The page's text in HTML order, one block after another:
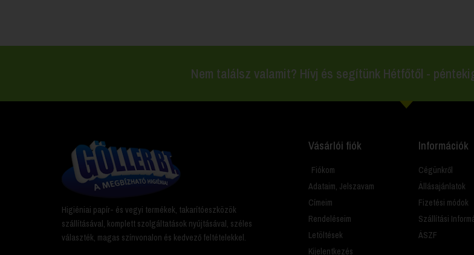
Nem találsz valamit? Hívj és segítünk Hétfőtől -
Higiéniai papír- és vegyi termékek, takarítóeszközök
szállításával, komplett szolgáltatások nyújtásával, széles
választék, magas színvonalon és kedvező feltételekkel.
Vásárlói fiók
Fiókom
Adataim, Jelszavam
Címeim
Rendeléseim
Letöltések
Kijelentkezés
Információk
Cégünkről
Állásajánlatok
Fizetési módok
Szállítási
ÁSZF